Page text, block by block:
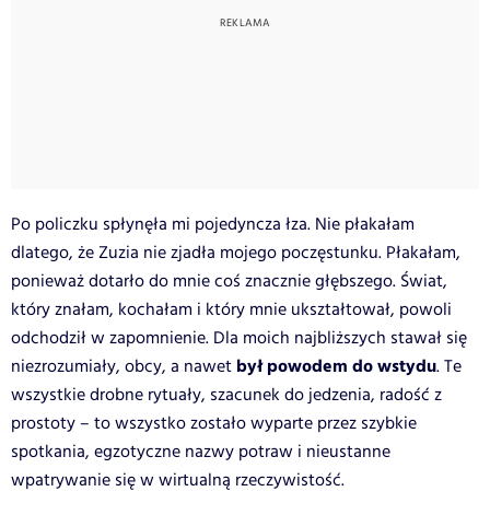
Po policzku spłynęła mi pojedyncza łza. Nie płakałam
dlatego, że Zuzia nie zjadła mojego poczęstunku. Płakałam,
ponieważ dotarło do mnie coś znacznie głębszego. Świat,
który znałam, kochałam i który mnie ukształtował, powoli
odchodził w zapomnienie. Dla moich najbliższych stawał się
niezrozumiały, obcy, a nawet był powodem do wstydu. Te
wszystkie drobne rytuały, szacunek do jedzenia, radość z
prostoty – to wszystko zostało wyparte przez szybkie
spotkania, egzotyczne nazwy potraw i nieustanne
wpatrywanie się w wirtualną rzeczywistość.